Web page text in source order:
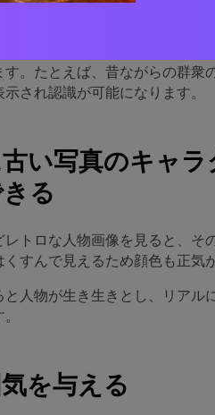
。たとえば、昔ながらの群衆
され認識が可能になります。
い写真のキャ
る
トロな人物画像を見ると、そ
すんで見えるため顔色も正気
と人物が生き生きとし、リアル
を与える